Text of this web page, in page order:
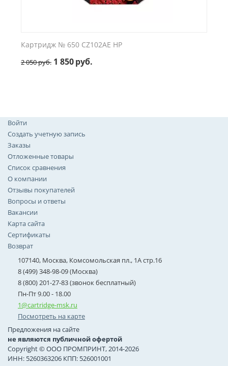
Картридж № 650 CZ102AE HP
2 050руб. 1 850руб.
Войти
Создать учетную запись
Заказы
Отложенные товары
Список сравнения
О компании
Отзывы покупателей
Вопросы и ответы
Вакансии
Карта сайта
Сертификаты
Возврат
107140, Москва, Комсомольская пл., 1А стр.16
8 (499) 348-98-09 (Москва)
8 (800) 201-27-83 (звонок бесплатный)
Пн-Пт 9.00 - 18.00
1@cartridge-msk.ru
Посмотреть на карте
Предложения на сайте
не являются публичной офертой
Copyright © ООО ПРОМПРИНТ, 2014-2026
ИНН: 5260363206 КПП: 526001001